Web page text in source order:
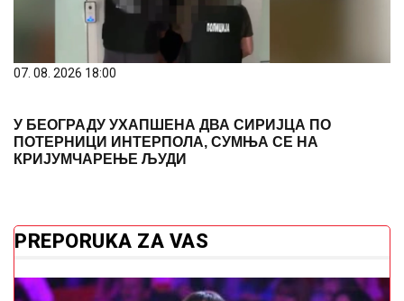
07. 08. 2026 18:00
У БЕОГРАДУ УХАПШЕНА ДВА СИРИЈЦА ПО
ПОТЕРНИЦИ ИНТЕРПОЛА, СУМЊА СЕ НА
КРИЈУМЧАРЕЊЕ ЉУДИ
PREPORUKA ZA VAS